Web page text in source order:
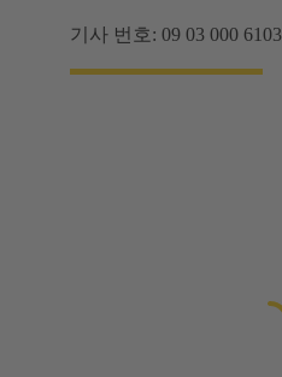
기사 번호: 09 03 000 6103